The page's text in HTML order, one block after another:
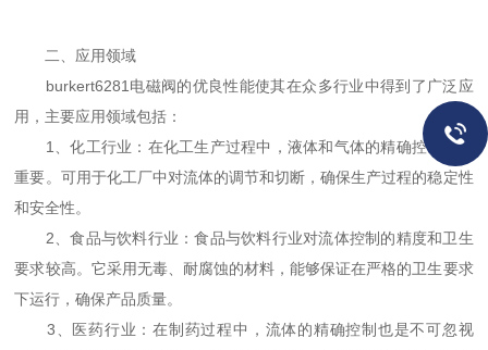
二、应用领域
burkert6281电磁阀的优良性能使其在众多行业中得到了广泛应
用，主要应用领域包括：
1、化工行业：在化工生产过程中，液体和气体的精确控制至关
重要。可用于化工厂中对流体的调节和切断，确保生产过程的稳定性
和安全性。
2、食品与饮料行业：食品与饮料行业对流体控制的精度和卫生
要求较高。它采用无毒、耐腐蚀的材料，能够保证在严格的卫生要求
下运行，确保产品质量。
3、医药行业：在制药过程中，流体的精确控制也是不可忽视